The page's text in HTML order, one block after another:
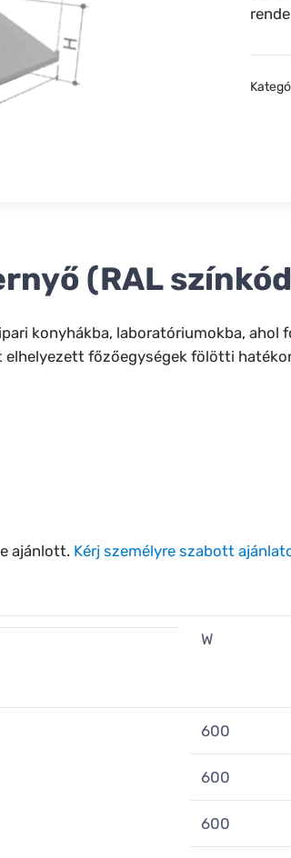
(RAL
konyhákba, laboratóriumokba,
főzőegységek fölötti
ajánlott. Kérj személyre szabott
W
600
600
600